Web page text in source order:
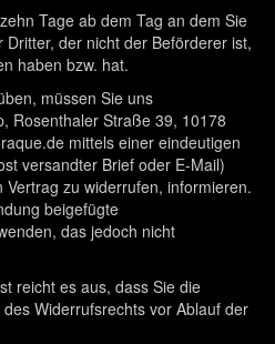
Tage ab dem Tag an dem Sie
der nicht der Beförderer ist,
haben bzw. hat.
müssen Sie uns
Rosenthaler Straße 39, 10178
mittels einer eindeutigen
versandter Brief oder E-Mail)
zu widerrufen, informieren.
beigefügte
das jedoch nicht
reicht es aus, dass Sie die
Widerrufsrechts vor Ablauf der